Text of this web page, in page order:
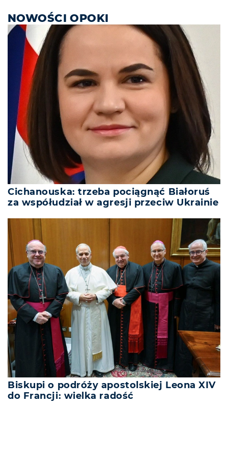
NOWOŚCI OPOKI
Cichanouska: trzeba pociągnąć Białoruś
za współudział w agresji przeciw Ukrainie
Biskupi o podróży apostolskiej Leona XIV
do Francji: wielka radość